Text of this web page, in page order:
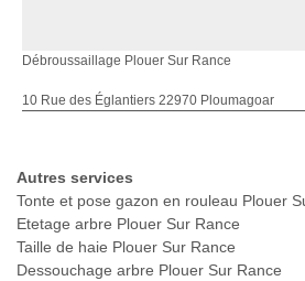
Débroussaillage Plouer Sur Rance
10 Rue des Églantiers 22970 Ploumagoar
Autres services
Tonte et pose gazon en rouleau Plouer
Etetage arbre Plouer Sur Rance
Taille de haie Plouer Sur Rance
Dessouchage arbre Plouer Sur Rance